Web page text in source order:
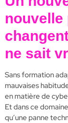
nouvelle
ne sait
Sans formation
mauvaises
en matière de
Et dans ce
qu’une panne